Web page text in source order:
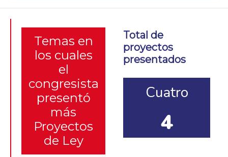
Temas en
los cuales
el
congresista
presentó
más
Proyectos
de Ley
Total de
proyectos
presentados
Cuatro
4